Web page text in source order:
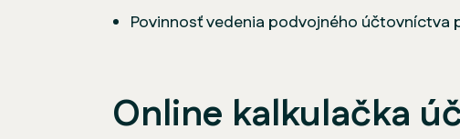
Povinnosť vedenia podvojného účtovníctva
Online kalkulačka